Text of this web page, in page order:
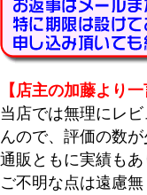
【店主の加藤より一
当店では無理にレ
んので、評価の数
通販ともに実績も
ご不明な点は遠慮無
在庫なし商品
在庫なし商
商品番号/JAN
バンドル販売